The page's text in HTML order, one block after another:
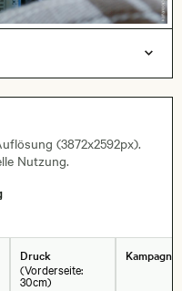
springen
(3872x2592px).
Nutzung.
Druck
(Vorderseite:
30cm)